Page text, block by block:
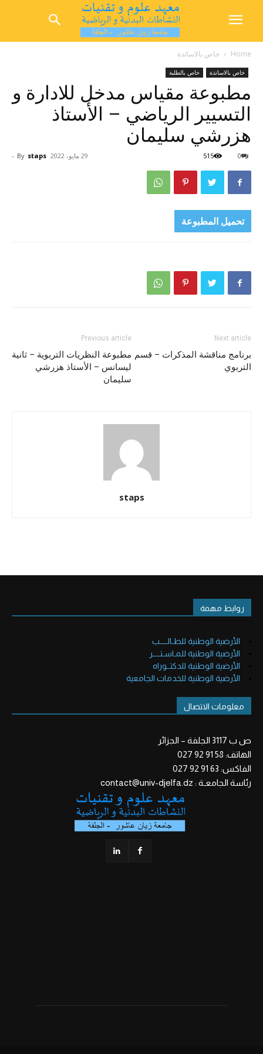
Home خاص بالاساتذة
خاص بالاساتذة خاص بالطلبة
مطبوعة مقياس مدخل للادارة و
التسيير الرياضي – الأستاذ
هزرشي سليمان
By staps
- 29 مايو، 2022 0
515
تحميل المطبوعة
Previous article
مطبوعة النظريات التربوية – ثانية
ليسانس – الأستاذ هزرشي
سليمان
Next article
برنامج مناقشة المذكرات – قسم
التربوي
staps
روابط مهمة
الأرضية الوطنية للطـالــــب
الأرضية الوطنية للمـاسـتــــر
الأرضية الوطنية للدكتــوراه
الأرضية الوطنية للخدمات الجامعية
معلومات الاتصال
ص ب 3117 الجلفة – الجزائر
الهاتف: 58 91 92 027
الفاكس: 63 91 92 027
رئاسة الجامعـة : contact@univ-djelfa.dz